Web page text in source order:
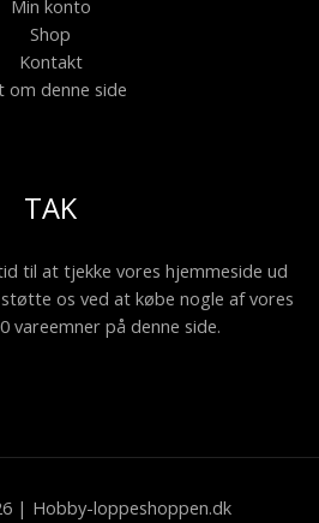
Min konto
Shop
Kontakt
om denne side
TAK
til at tjekke vores hjemmeside ud
os ved at købe nogle af vores
vareemner på denne side.
| Hobby-loppeshoppen.dk